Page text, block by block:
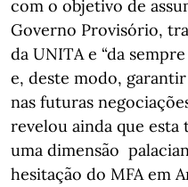
com o objetivo de
Governo Provisório,
da UNITA e “da
e, deste modo,
nas futuras
revelou ainda que
uma dimensão
hesitação do MFA em